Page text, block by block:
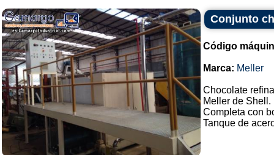
Conjunto
Código
Marca: Meller
Chocolate
Meller de Shell.
Completa con
Tanque de